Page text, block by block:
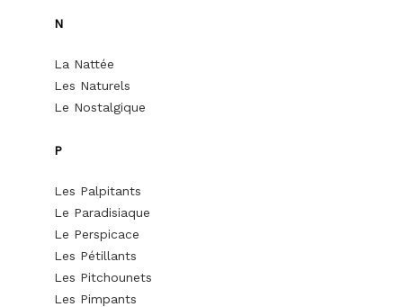
N
La Nattée
Les Naturels
Le Nostalgique
P
Les Palpitants
Le Paradisiaque
Le Perspicace
Les Pétillants
Les Pitchounets
Les Pimpants